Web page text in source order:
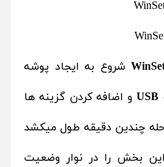
شروع به ایجاد پوشه
USBو اضافه کردن گزینه ها
چندین دقیقه طول میکشد
بخش را در نوار وضعیت